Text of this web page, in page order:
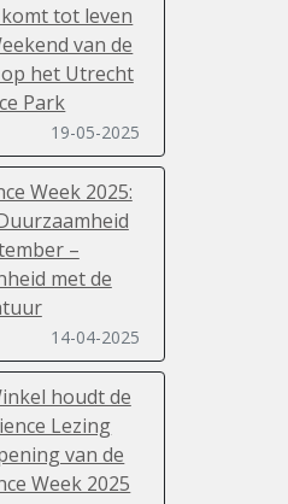
tot leven
van de
het Utrecht
Park
19-05-2025
Week 2025:
–
met de
14-04-2025
houdt de
Lezing
van de
Week 2025